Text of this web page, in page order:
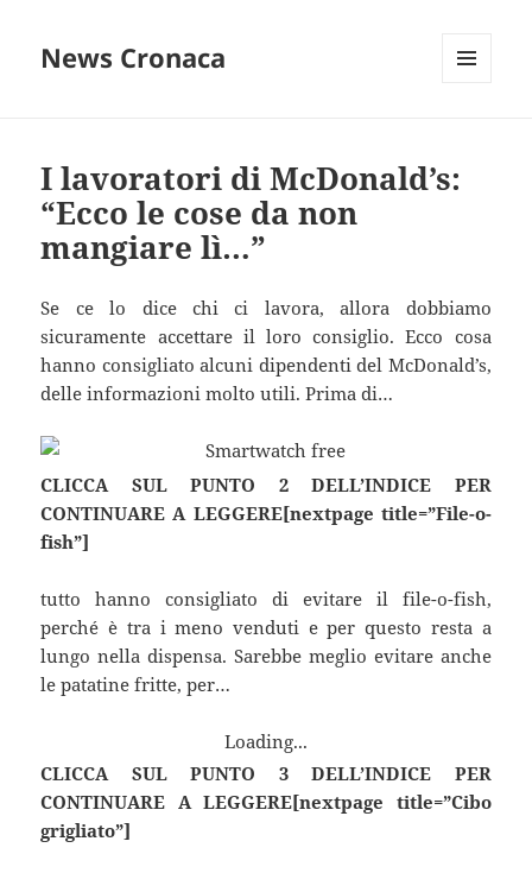
News Cronaca
I lavoratori di McDonald’s:
“Ecco le cose da non
mangiare lì…”
Se ce lo dice chi ci lavora, allora dobbiamo
sicuramente accettare il loro consiglio. Ecco cosa
hanno consigliato alcuni dipendenti del McDonald’s,
delle informazioni molto utili. Prima di…
CLICCA SUL PUNTO 2 DELL’INDICE PER
CONTINUARE A LEGGERE[nextpage title=”File-o-
fish”]
tutto hanno consigliato di evitare il file-o-fish,
perché è tra i meno venduti e per questo resta a
lungo nella dispensa. Sarebbe meglio evitare anche
le patatine fritte, per…
Loading...
CLICCA SUL PUNTO 3 DELL’INDICE PER
CONTINUARE A LEGGERE[nextpage title=”Cibo
grigliato”]